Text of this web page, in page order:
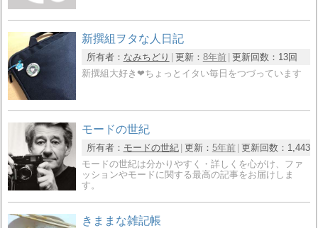
新撰組ヲタな人日記
所有者： なみちどり 更新： 8年前 更新回数： 13回
新撰組大好き❤︎ちょっとイタい毎日をつづっています
モードの世紀
所有者： モードの世紀 更新： 5年前 更新回数： 1,443
モードの世紀は分かりやすく・詳しくを心がけ、ファ
ッションやモードに関する最高の記事をお届けしま
す。
きままな雑記帳